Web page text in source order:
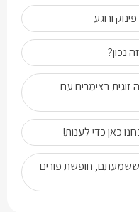
ורוגע
נכון?
בצימרים עם
כאן כדי לענות!
ששמעתם, חופשת פורים